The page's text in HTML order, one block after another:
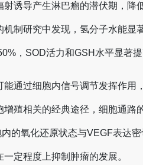
诱导产生淋巴瘤的潜伏期，
制研究中发现，氢分子水能
，SOD活力和GSH水平显著
通过细胞内信号调节发挥作
殖相关的经典途径，细胞通
的氧化还原状态与VEGF表达
定程度上抑制肿瘤的发展。